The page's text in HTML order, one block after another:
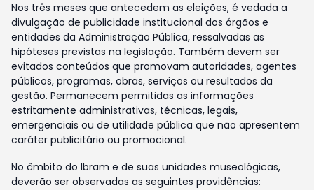
Nos três meses que antecedem as eleições, é vedada a
divulgação de publicidade institucional dos órgãos e
entidades da Administração Pública, ressalvadas as
hipóteses previstas na legislação. Também devem ser
evitados conteúdos que promovam autoridades, agentes
públicos, programas, obras, serviços ou resultados da
gestão. Permanecem permitidas as informações
estritamente administrativas, técnicas, legais,
emergenciais ou de utilidade pública que não apresentem
caráter publicitário ou promocional.
No âmbito do Ibram e de suas unidades museológicas,
deverão ser observadas as seguintes providências: